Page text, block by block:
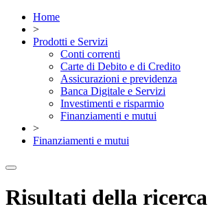
Home
>
Prodotti e Servizi
Conti correnti
Carte di Debito e di Credito
Assicurazioni e previdenza
Banca Digitale e Servizi
Investimenti e risparmio
Finanziamenti e mutui
>
Finanziamenti e mutui
Risultati della ricerca